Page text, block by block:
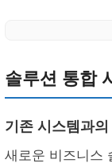
솔루션 통합
기존 시스템과의
새로운 비즈니스